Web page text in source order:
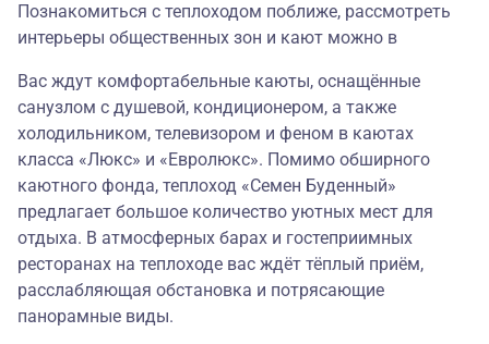
Познакомиться с теплоходом поближе, рассмотреть
интерьеры общественных зон и кают можно в
Вас ждут комфортабельные каюты, оснащённые
санузлом с душевой, кондиционером, а также
холодильником, телевизором и феном в каютах
класса «Люкс» и «Евролюкс». Помимо обширного
каютного фонда, теплоход «Семен Буденный»
предлагает большое количество уютных мест для
отдыха. В атмосферных барах и гостеприимных
ресторанах на теплоходе вас ждёт тёплый приём,
расслабляющая обстановка и потрясающие
панорамные виды.